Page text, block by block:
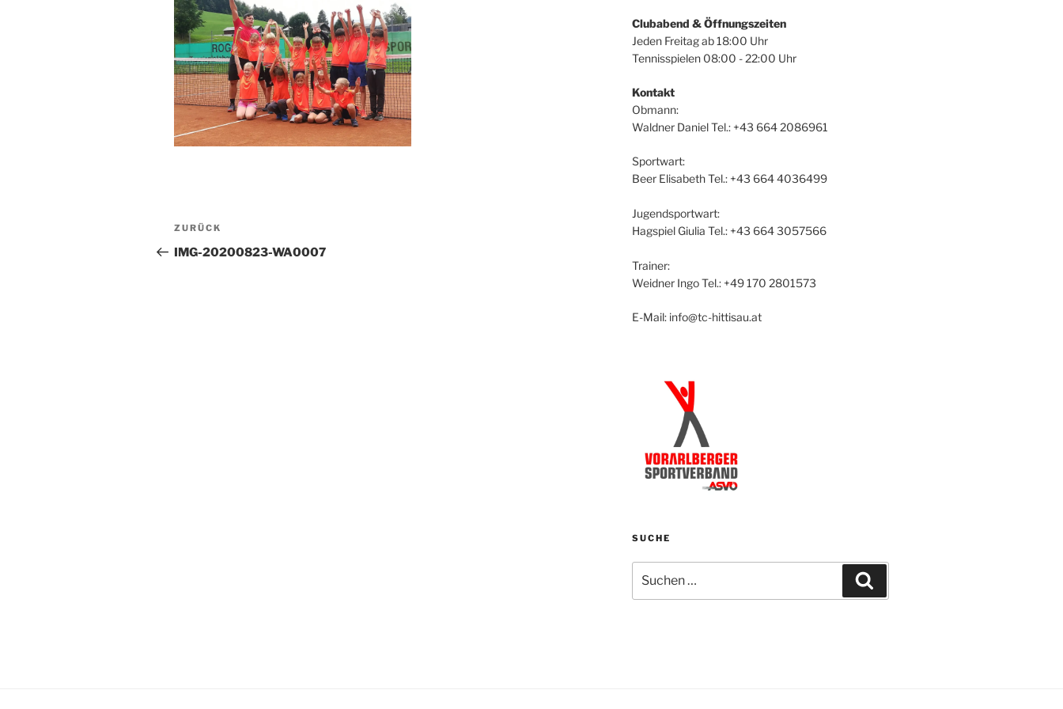
Beitragsnavigation
Vorheriger
Beitrag
ZURÜCK
IMG-20200823-WA0007
Clubabend & Öffnungszeiten
Jeden Freitag ab 18:00 Uhr
Tennisspielen 08:00 - 22:00 Uhr
Kontakt
Obmann:
Waldner Daniel Tel.: +43 664 2086961
Sportwart:
Beer Elisabeth Tel.: +43 664 4036499
Jugendsportwart:
Hagspiel Giulia Tel.: +43 664 3057566
Trainer:
Weidner Ingo Tel.: +49 170 2801573
E-Mail: info@tc-hittisau.at
SUCHE
nach: